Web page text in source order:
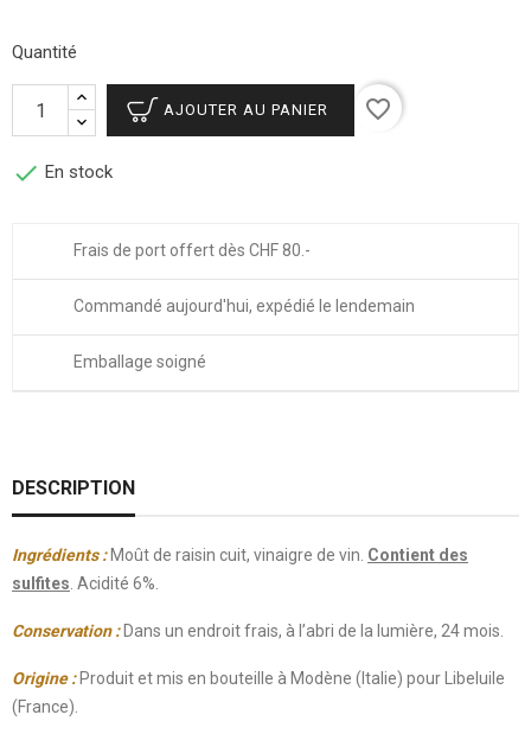
Quantité
AJOUTER AU PANIER favorite_border
 En stock
Frais de port offert dès CHF 80.-
Commandé aujourd'hui, expédié le lendemain
Emballage soigné
DESCRIPTION
Ingrédients :Moût de raisin cuit, vinaigre de vin. Contient des
sulfites . Acidité 6%.
Conservation :Dans un endroit frais, à l’abri de la lumière, 24 mois.
Origine : Produit et mis en bouteille à Modène (Italie) pour Libeluile
(France).